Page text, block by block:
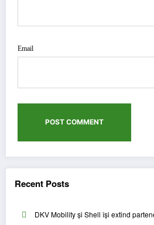
Email
Recent Posts
DKV Mobility și Shell își extind